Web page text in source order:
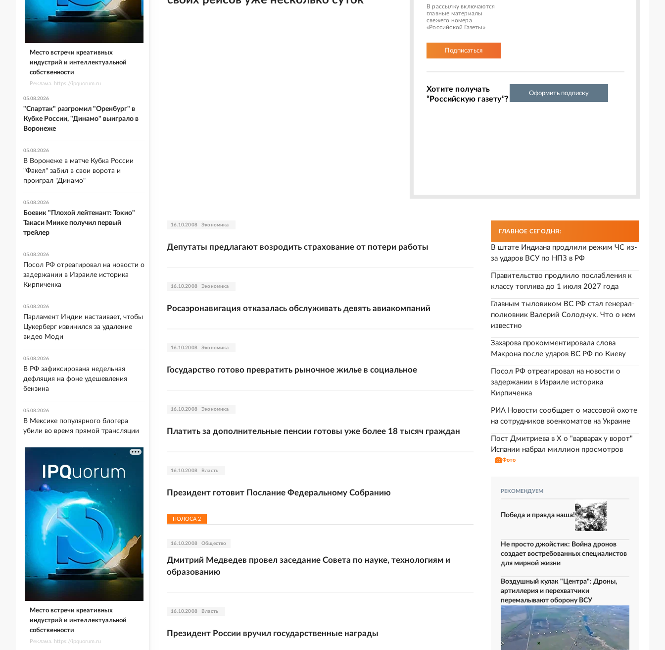
В рассылку включаются
главные материалы
свежего номера
«Российской Газеты»
Подписаться
Хотите получать
“Российскую газету”?
Оформить подписку
16.10.2008 Экономика
Депутаты предлагают возродить страхование от потери работы
16.10.2008 Экономика
Росаэронавигация отказалась обслуживать девять авиакомпаний
16.10.2008 Экономика
Государство готово превратить рыночное жилье в социальное
16.10.2008 Экономика
Платить за дополнительные пенсии готовы уже более 18 тысяч граждан
16.10.2008 Власть
Президент готовит Послание Федеральному Собранию
ПОЛОСА 2
16.10.2008 Общество
Дмитрий Медведев провел заседание Совета по науке, технологиям и
образованию
16.10.2008 Власть
Президент России вручил государственные награды
ГЛАВНОЕ СЕГОДНЯ:
В штате Индиана продлили режим ЧС из-
за ударов ВСУ по НПЗ в РФ
Правительство продлило послабления к
классу топлива до 1 июля 2027 года
Главным тыловиком ВС РФ стал генерал-
полковник Валерий Солодчук. Что о нем
известно
Захарова прокомментировала слова
Макрона после ударов ВС РФ по Киеву
Посол РФ отреагировал на новости о
задержании в Израиле историка
Кирпиченка
РИА Новости сообщает о массовой охоте
на сотрудников военкоматов на Украине
Пост Дмитриева в X о "варварах у ворот"
Испании набрал миллион просмотров
Фото
РЕКОМЕНДУЕМ
Победа и правда наша!
Не просто джойстик: Война дронов
создает востребованных специалистов
для мирной жизни
Воздушный кулак "Центра": Дроны,
артиллерия и перехватчики
перемалывают оборону ВСУ
Место встречи креативных
индустрий и интеллектуальной
собственности
Реклама. https://ipquorum.ru
05.08.2026
"Спартак" разгромил "Оренбург" в
Кубке России, "Динамо" выиграло в
Воронеже
05.08.2026
В Воронеже в матче Кубка России
"Факел" забил в свои ворота и
проиграл "Динамо"
05.08.2026
Боевик "Плохой лейтенант: Токио"
Такаси Миике получил первый
трейлер
05.08.2026
Посол РФ отреагировал на новости о
задержании в Израиле историка
Кирпиченка
05.08.2026
Парламент Индии настаивает, чтобы
Цукерберг извинился за удаление
видео Моди
05.08.2026
В РФ зафиксирована недельная
дефляция на фоне удешевления
бензина
05.08.2026
В Мексике популярного блогера
убили во время прямой трансляции
Место встречи креативных
индустрий и интеллектуальной
собственности
Реклама. https://ipquorum.ru